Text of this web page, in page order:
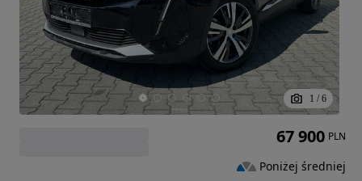
1 / 6
67 900 PLN
Poniżej średniej